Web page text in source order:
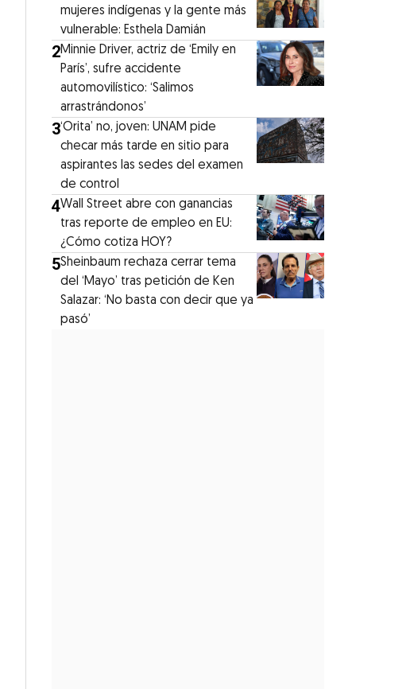
mujeres indígenas y la gente más
vulnerable: Esthela Damián
2Minnie Driver, actriz de ‘Emily en
París’, sufre accidente
automovilístico: ‘Salimos
arrastrándonos’
3‘Orita’ no, joven: UNAM pide
checar más tarde en sitio para
aspirantes las sedes del examen
de control
4Wall Street abre con ganancias
tras reporte de empleo en EU:
¿Cómo cotiza HOY?
5Sheinbaum rechaza cerrar tema
del ‘Mayo’ tras petición de Ken
Salazar: ‘No basta con decir que ya
pasó’